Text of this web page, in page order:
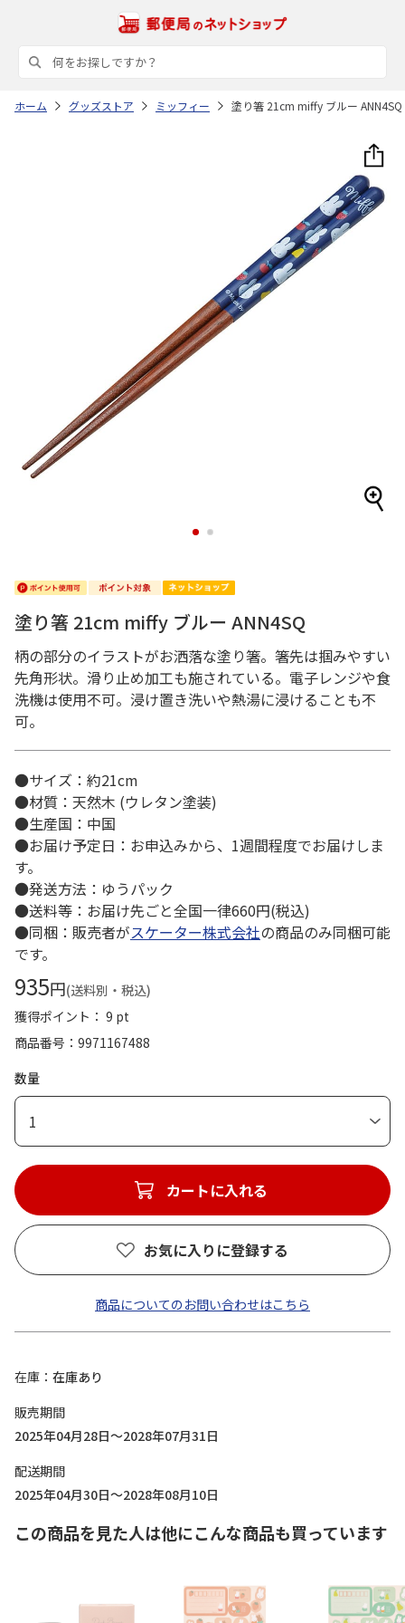
ホーム グッズストア ミッフィー 塗り箸 21cm miffy ブルー ANN4SQ
1 2
塗り箸 21cm miffy ブルー ANN4SQ
柄の部分のイラストがお洒落な塗り箸。箸先は掴みやすい
先角形状。滑り止め加工も施されている。電子レンジや食
洗機は使用不可。浸け置き洗いや熱湯に浸けることも不
可。
●サイズ：約21cm
●材質：天然木 (ウレタン塗装)
●生産国：中国
●お届け予定日：お申込みから、1週間程度でお届けしま
す。
●発送方法：ゆうパック
●送料等：お届け先ごと全国一律660円(税込)
●同梱：販売者がスケーター株式会社の商品のみ同梱可能
です。
935円(送料別・税込)
獲得ポイント： 9 pt
商品番号
9971167488
数量
1
カートに入れる
お気に入りに登録する
商品についてのお問い合わせはこちら
在庫
在庫あり
販売期間
2025年04月28日～2028年07月31日
配送期間
2025年04月30日～2028年08月10日
この商品を見た人は他にこんな商品も買っています